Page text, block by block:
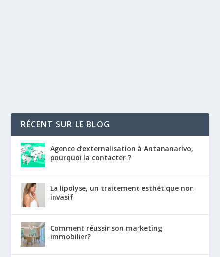
RÉCENT SUR LE BLOG
Agence d’externalisation à Antananarivo,
pourquoi la contacter ?
La lipolyse, un traitement esthétique non
invasif
Comment réussir son marketing
immobilier?